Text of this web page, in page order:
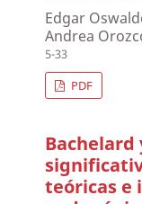
Edgar
Andrea
5-33
PDF
Bachelard
teóricas e